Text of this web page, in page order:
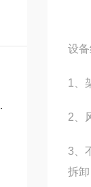
设
1、
2、
3、
拆